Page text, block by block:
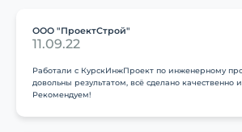
ООО "ПроектСтрой"
11.09.22
Работали с КурскИнжПроект по инженерному
довольны результатом, всё сделано качественно
Рекомендуем!